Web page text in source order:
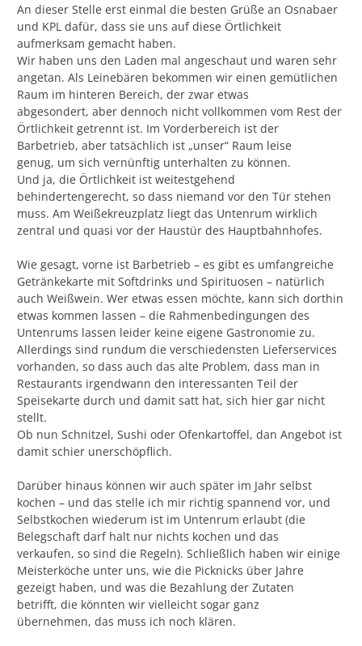
An dieser Stelle erst einmal die besten Grüße an Osnabaer
und KPL dafür, dass sie uns auf diese Örtlichkeit
aufmerksam gemacht haben.
Wir haben uns den Laden mal angeschaut und waren sehr
angetan. Als Leinebären bekommen wir einen gemütlichen
Raum im hinteren Bereich, der zwar etwas
abgesondert, aber dennoch nicht vollkommen vom Rest der
Örtlichkeit getrennt ist. Im Vorderbereich ist der
Barbetrieb, aber tatsächlich ist „unser“ Raum leise
genug, um sich vernünftig unterhalten zu können.
Und ja, die Örtlichkeit ist weitestgehend
behindertengerecht, so dass niemand vor den Tür stehen
muss. Am Weißekreuzplatz liegt das Untenrum wirklich
zentral und quasi vor der Haustür des Hauptbahnhofes.
Wie gesagt, vorne ist Barbetrieb – es gibt es umfangreiche
Getränkekarte mit Softdrinks und Spirituosen – natürlich
auch Weißwein. Wer etwas essen möchte, kann sich dorthin
etwas kommen lassen – die Rahmenbedingungen des
Untenrums lassen leider keine eigene Gastronomie zu.
Allerdings sind rundum die verschiedensten Lieferservices
vorhanden, so dass auch das alte Problem, dass man in
Restaurants irgendwann den interessanten Teil der
Speisekarte durch und damit satt hat, sich hier gar nicht
stellt.
Ob nun Schnitzel, Sushi oder Ofenkartoffel, dan Angebot ist
damit schier unerschöpflich.
Darüber hinaus können wir auch später im Jahr selbst
kochen – und das stelle ich mir richtig spannend vor, und
Selbstkochen wiederum ist im Untenrum erlaubt (die
Belegschaft darf halt nur nichts kochen und das
verkaufen, so sind die Regeln). Schließlich haben wir einige
Meisterköche unter uns, wie die Picknicks über Jahre
gezeigt haben, und was die Bezahlung der Zutaten
betrifft, die könnten wir vielleicht sogar ganz
übernehmen, das muss ich noch klären.